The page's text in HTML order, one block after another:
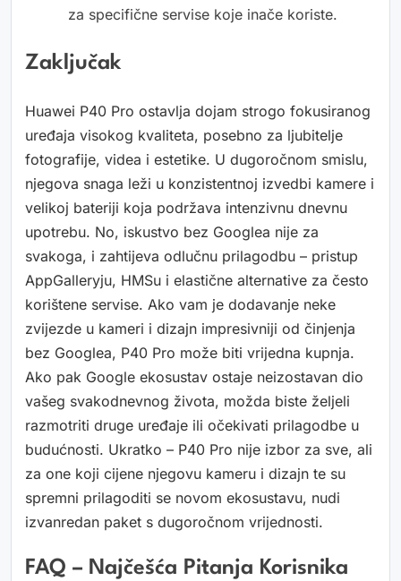
za specifične servise koje inače koriste.
Zaključak
Huawei P40 Pro ostavlja dojam strogo fokusiranog
uređaja visokog kvaliteta, posebno za ljubitelje
fotografije, videa i estetike. U dugoročnom smislu,
njegova snaga leži u konzistentnoj izvedbi kamere i
velikoj bateriji koja podržava intenzivnu dnevnu
upotrebu. No, iskustvo bez Googlea nije za
svakoga, i zahtijeva odlučnu prilagodbu – pristup
AppGalleryju, HMSu i elastične alternative za često
korištene servise. Ako vam je dodavanje neke
zvijezde u kameri i dizajn impresivniji od činjenja
bez Googlea, P40 Pro može biti vrijedna kupnja.
Ako pak Google ekosustav ostaje neizostavan dio
vašeg svakodnevnog života, možda biste željeli
razmotriti druge uređaje ili očekivati prilagodbe u
budućnosti. Ukratko – P40 Pro nije izbor za sve, ali
za one koji cijene njegovu kameru i dizajn te su
spremni prilagoditi se novom ekosustavu, nudi
izvanredan paket s dugoročnom vrijednosti.
FAQ – Najčešća Pitanja Korisnika